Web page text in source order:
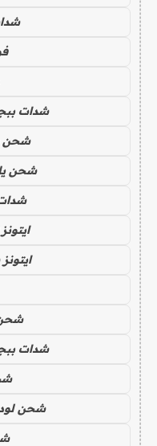
شدات
شحن
شحن
شدات
شحن